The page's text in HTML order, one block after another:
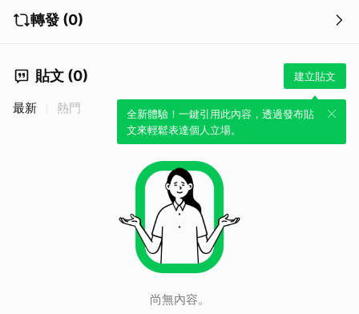
轉發 (0)
貼文 (0) 建立貼文
全新體驗！一鍵引用此內容，透過發布貼
文來輕鬆表達個人立場。
最新 熱門
尚無內容。